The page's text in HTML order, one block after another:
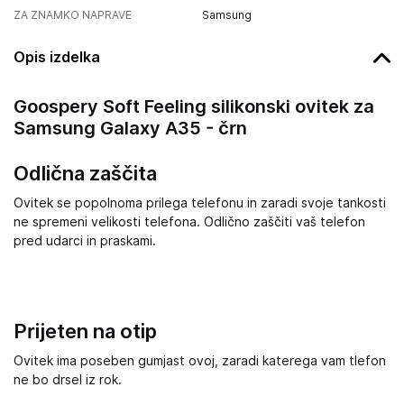
ZA ZNAMKO NAPRAVE Samsung
Opis izdelka
Goospery Soft Feeling silikonski ovitek za
Samsung Galaxy A35 - črn
Odlična zaščita
Ovitek se popolnoma prilega telefonu in zaradi svoje tankosti
ne spremeni velikosti telefona. Odlično zaščiti vaš telefon
pred udarci in praskami.
Prijeten na otip
Ovitek ima poseben gumjast ovoj, zaradi katerega vam tlefon
ne bo drsel iz rok.